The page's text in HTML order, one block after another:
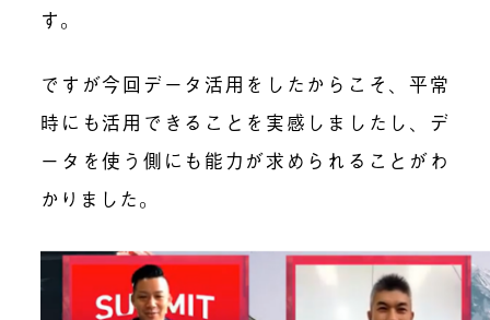
す。
ですが今回データ活用をしたからこそ、平常
時にも活用できることを実感しましたし、デ
ータを使う側にも能力が求められることがわ
かりました。